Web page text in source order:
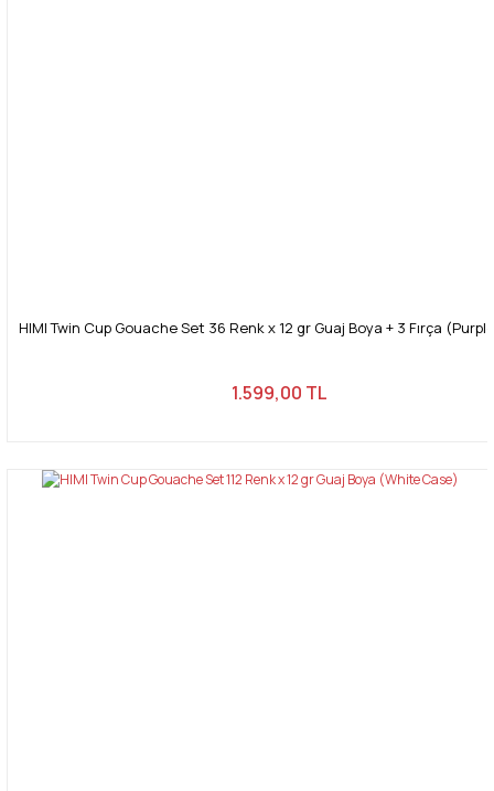
HIMI Twin Cup Gouache Set 36 Renk x 12 gr Guaj Boya + 3 Fırça
1.599,00 TL